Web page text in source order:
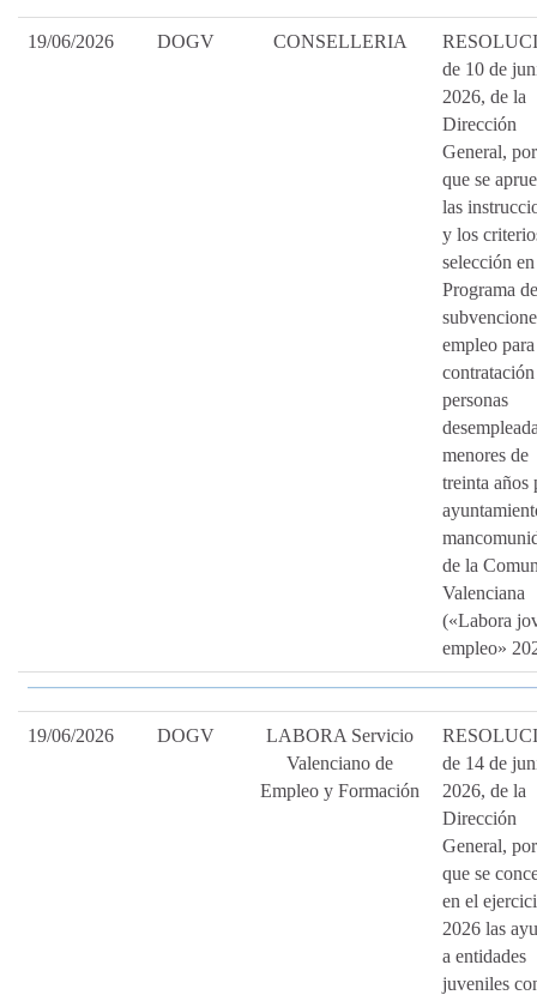
19/06/2026 DOGV CONSELLERIA
de 10 de
2026, de la
Dirección
General,
que se
las
y los
selección
Programa de
empleo
personas
menores de
treinta años
de la
Valenciana
(«Labora
empleo»
19/06/2026 DOGV
LABORA Servicio
Valenciano de
Empleo y Formación
de 14 de
2026, de la
Dirección
General,
que se
en el
2026 las
a entidades
juveniles